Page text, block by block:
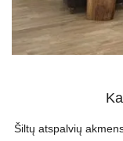
Šiltų atspalvių